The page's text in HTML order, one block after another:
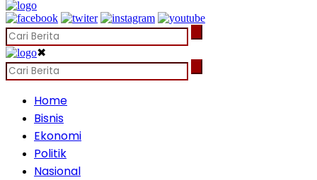
✖
Home
Bisnis
Ekonomi
Politik
Nasional